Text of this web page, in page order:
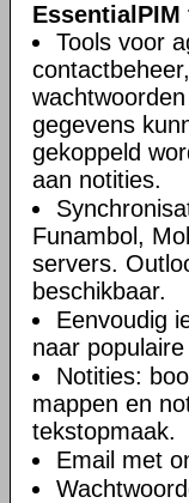
EssentialPIM
Tools voor
gegevens
gekoppeld
aan notities.
Funambol,
servers.
beschikbaar.
Eenvoudig
naar
Notities:
mappen en
tekstopmaak.
Email met